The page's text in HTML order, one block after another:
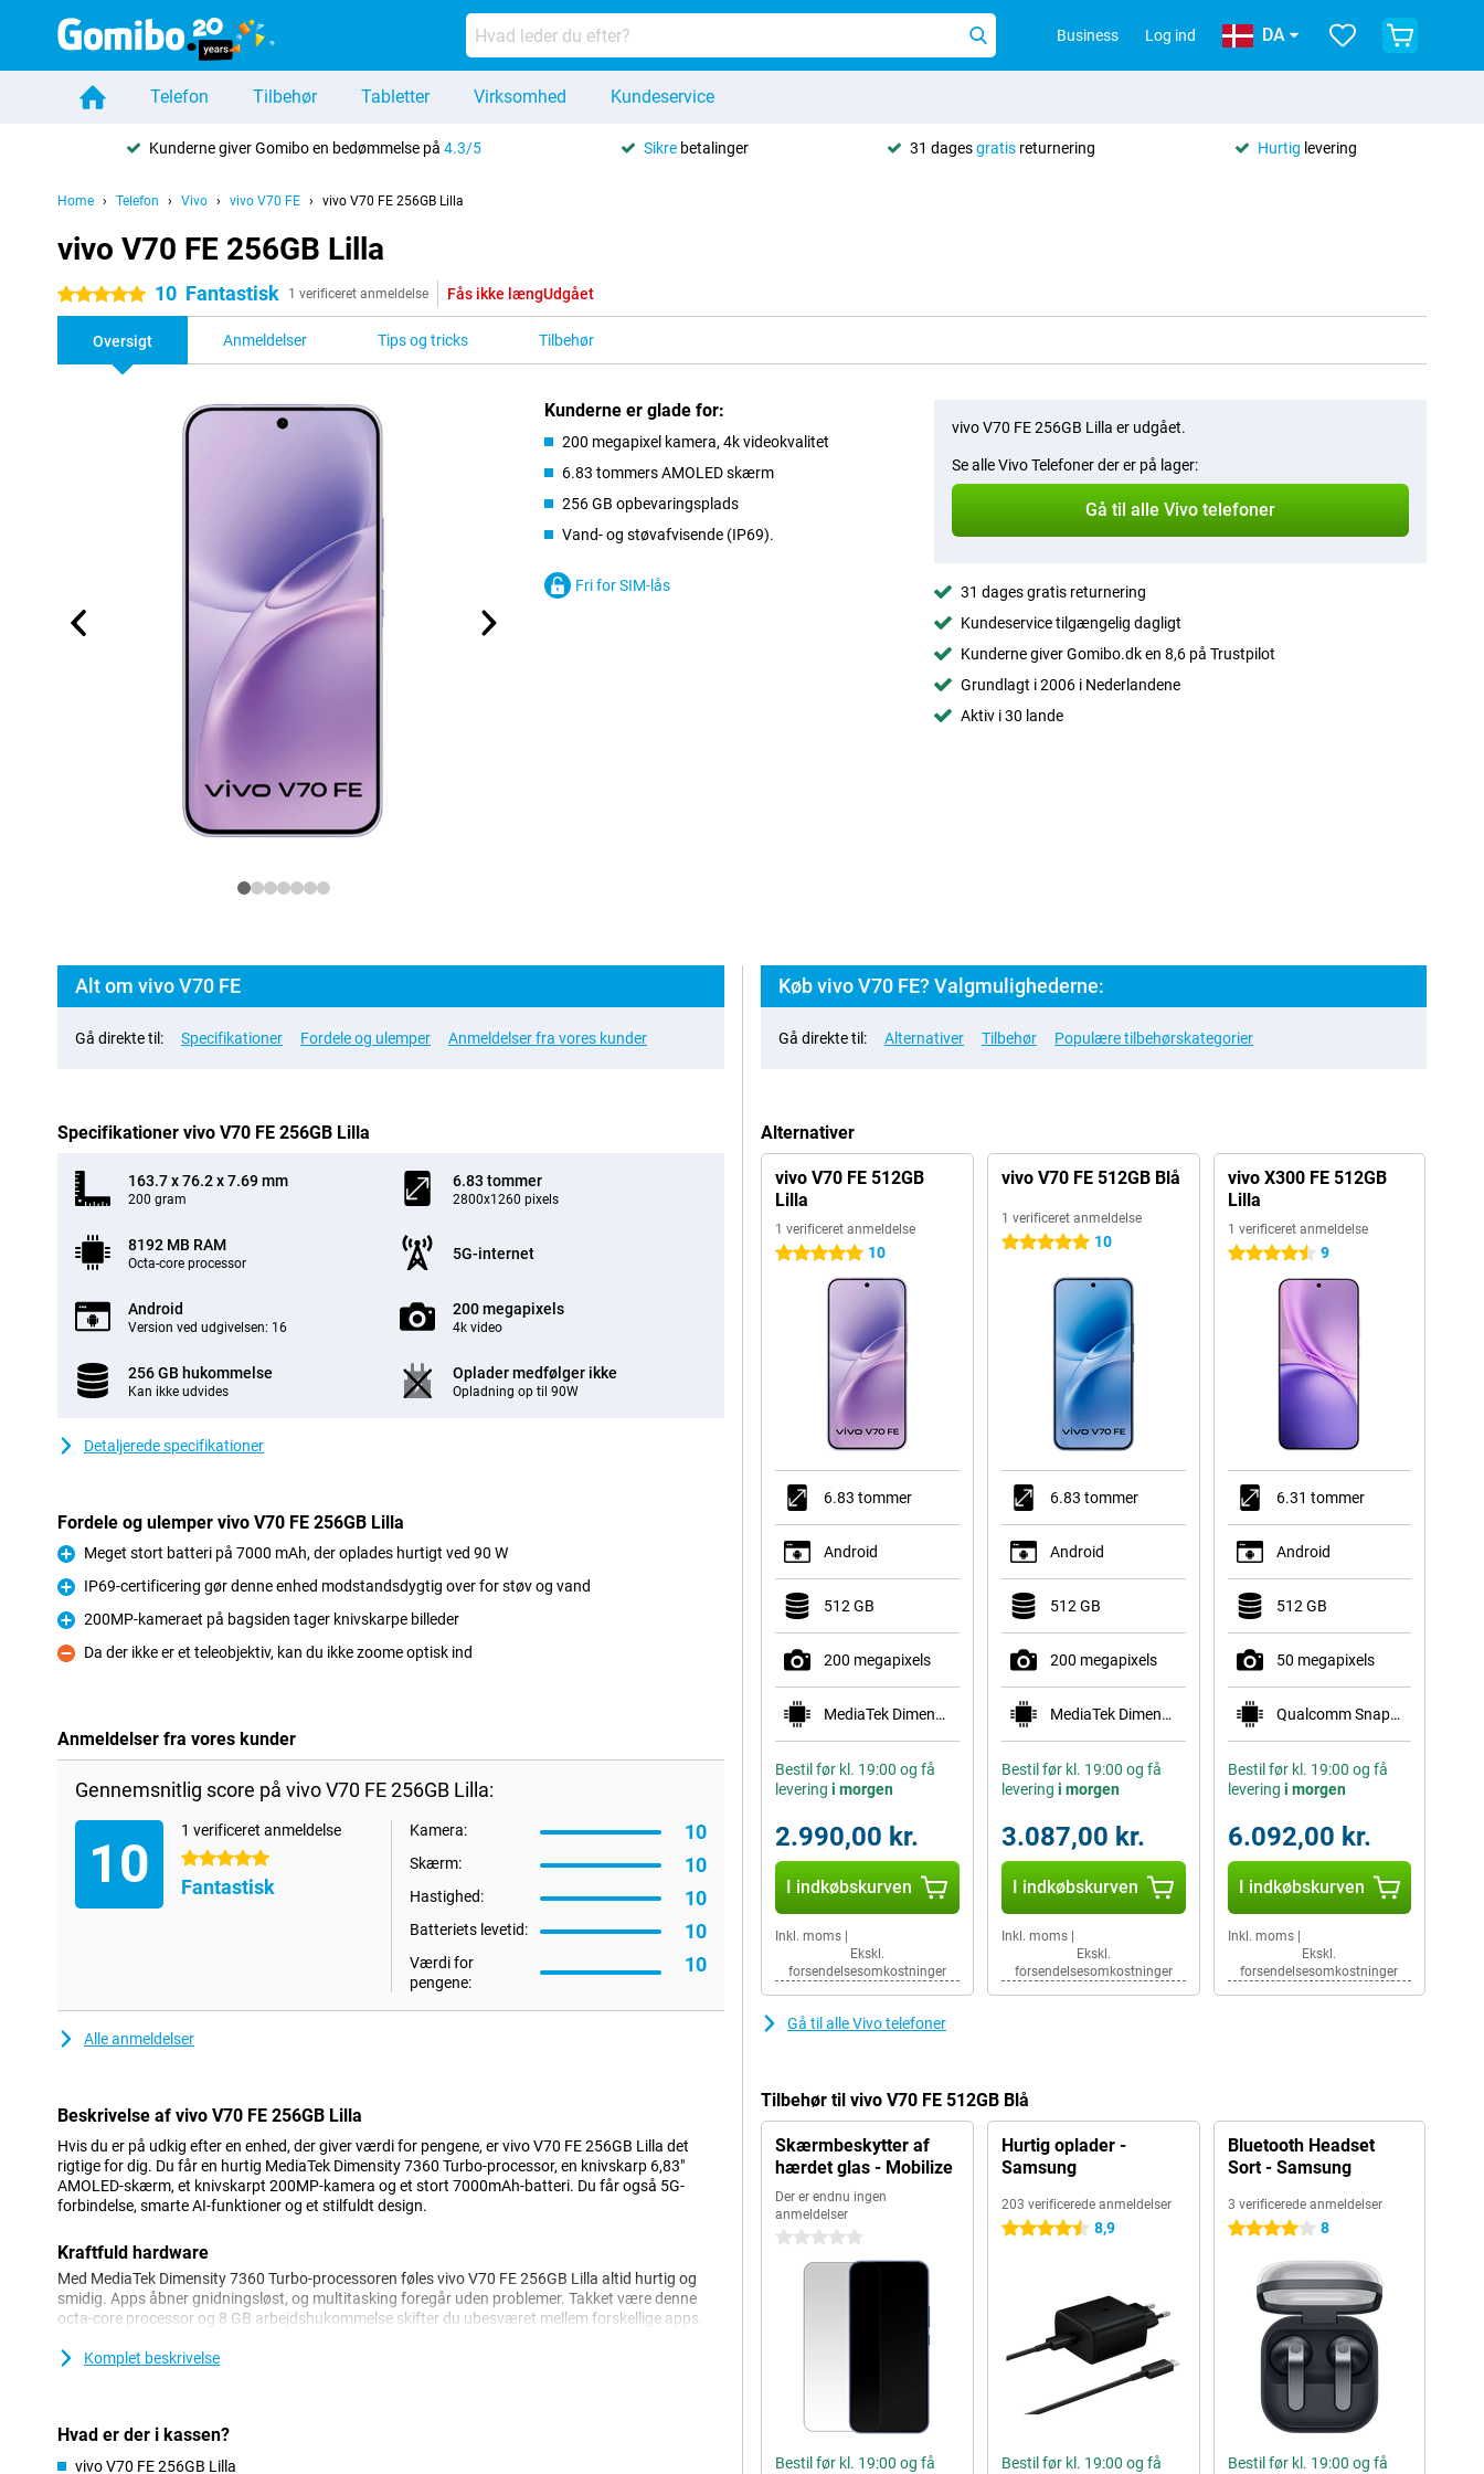
Business Log ind DA
Telefon Tilbehør Tabletter Virksomhed Kundeservice
Kunderne giver Gomibo en bedømmelse på4.3/5 Sikrebetalinger 31 dagesgratis returnering Hurtig levering
Home Telefon Vivo vivo V70 FE vivo V70 FE 256GB Lilla
vivo V70 FE 256GB Lilla
5 stjerner 10 Fantastisk 1 verificeret anmeldelse Fås ikke længUdgået
Oversigt Anmeldelser Tips og tricks Tilbehør
Kunderne er glade for:
200 megapixel kamera, 4k videokvalitet
6.83 tommers AMOLED skærm
256 GB opbevaringsplads
Vand- og støvafvisende (IP69).
Fri for SIM-lås
vivo V70 FE 256GB Lilla er udgået.
Se alle Vivo Telefoner der er på lager:
Gå til alle Vivo telefoner
31 dages gratis returnering
Kundeservice tilgængelig dagligt
Kunderne giver Gomibo.dk en 8,6 på Trustpilot
Grundlagt i 2006 i Nederlandene
Aktiv i 30 lande
Alt om vivo V70 FE
Gå direkte til: Specifikationer Fordele og ulemper Anmeldelser fra vores kunder
Specifikationer vivo V70 FE 256GB Lilla
163.7 x 76.2 x 7.69 mm
200 gram
6.83 tommer
2800x1260 pixels
8192 MB RAM
Octa-core processor
5G-internet
Android
Version ved udgivelsen: 16
200 megapixels
4k video
256 GB hukommelse
Kan ikke udvides
Oplader medfølger ikke
Opladning op til 90W
Detaljerede specifikationer
Fordele og ulemper vivo V70 FE 256GB Lilla
Fordele
Meget stort batteri på 7000 mAh, der oplades hurtigt ved 90 W
Fordele
IP69-certificering gør denne enhed modstandsdygtig over for støv og vand
Fordele
200MP-kameraet på bagsiden tager knivskarpe billeder
Ulemper
Da der ikke er et teleobjektiv, kan du ikke zoome optisk ind
Anmeldelser fra vores kunder
Gennemsnitlig score på vivo V70 FE 256GB Lilla:
10
1 verificeret anmeldelse
5 stjerner
Fantastisk
Kamera: 10
Skærm: 10
Hastighed: 10
Batteriets levetid: 10
Værdi for
pengene:
10
Alle anmeldelser
Beskrivelse af vivo V70 FE 256GB Lilla
Hvis du er på udkig efter en enhed, der giver værdi for pengene, er vivo V70 FE 256GB Lilla det
rigtige for dig. Du får en hurtig MediaTek Dimensity 7360 Turbo-processor, en knivskarp 6,83"
AMOLED-skærm, et knivskarpt 200MP-kamera og et stort 7000mAh-batteri. Du får også 5G-
forbindelse, smarte AI-funktioner og et stilfuldt design.
Kraftfuld hardware
Med MediaTek Dimensity 7360 Turbo-processoren føles vivo V70 FE 256GB Lilla altid hurtig og
smidig. Apps åbner gnidningsløst, og multitasking foregår uden problemer. Takket være denne
octa-core processor og 8 GB arbejdshukommelse skifter du ubesværet mellem forskellige apps.
det store 7000 mAh-batteri behøver du ikke at bekymre dig om en tom smartphone. Vivo V70 FE
Imponerende 200MP-kamera
Komplet beskrivelse
Hvad er der i kassen?
vivo V70 FE 256GB Lilla
Køb vivo V70 FE? Valgmulighederne:
Gå direkte til: Alternativer Tilbehør Populære tilbehørskategorier
Alternativer
vivo V70 FE 512GB
Lilla
1 verificeret anmeldelse
5 stjerner 10
6.83 tommer
Android
512 GB
200 megapixels
MediaTek Dimensity 7360 Turbo
Bestil før kl. 19:00 og få
levering i morgen
2.990,00 kr.
I indkøbskurven
Inkl. moms
Ekskl.
forsendelsesomkostninger
vivo V70 FE 512GB Blå
1 verificeret anmeldelse
5 stjerner 10
6.83 tommer
Android
512 GB
200 megapixels
MediaTek Dimensity 7360 Turbo
Bestil før kl. 19:00 og få
levering i morgen
3.087,00 kr.
I indkøbskurven
Inkl. moms|
Ekskl.
forsendelsesomkostninger
vivo X300 FE 512GB
Lilla
1 verificeret anmeldelse
4.5 stjerner 9
6.31 tommer
Android
512 GB
50 megapixels
Qualcomm Snapdragon 8 Gen 5 Mobile Platform
Bestil før kl. 19:00 og få
levering i morgen
6.092,00 kr.
I indkøbskurven
Inkl. moms|
Ekskl.
forsendelsesomkostninger
Gå til alle Vivo telefoner
Tilbehør til vivo V70 FE 512GB Blå
Skærmbeskytter af
hærdet glas - Mobilize
Der er endnu ingen
anmeldelser
0 stjerner
Bestil før kl. 19:00 og få
Hurtig oplader -
Samsung
203 verificerede anmeldelser
4.5 stjerner 8,9
Bestil før kl. 19:00 og få
Bluetooth Headset
Sort - Samsung
3 verificerede anmeldelser
4 stjerner 8
Bestil før kl. 19:00 og få